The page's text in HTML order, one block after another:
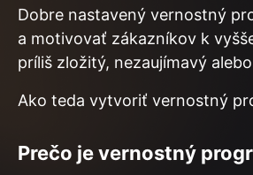
Dobre nastavený vernostný
a motivovať zákazníkov k
príliš zložitý, nezaujímavý
Ako teda vytvoriť vernostný
Prečo je vernostný